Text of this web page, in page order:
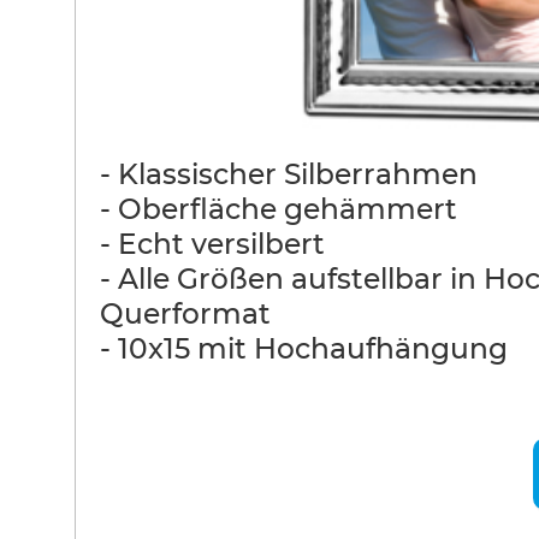
- Klassischer Silberrahmen
- Oberfläche gehämmert
- Echt versilbert
- Alle Größen aufstellbar in
Querformat
- 10x15 mit Hochaufhängung